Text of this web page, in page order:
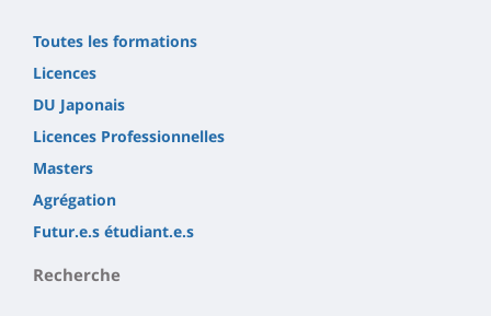
Toutes les formations
Licences
DU Japonais
Licences Professionnelles
Masters
Agrégation
Futur.e.s étudiant.e.s
Recherche